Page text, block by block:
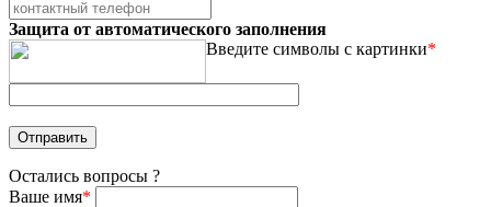
Защита от автоматического заполнения
Введите символы с картинки*
Остались вопросы ?
Ваше имя*